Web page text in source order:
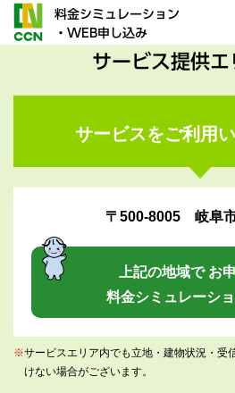
料金シミュレーション
・WEB申し込み
サービス提供エ
サービスをご利用
〒500-8005 岐阜
上記の地域で お
料金シミュレーシ
※サービスエリア内でも立地・建物状況・受
けない場合がございます。